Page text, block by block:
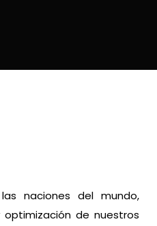
naciones del mundo,
de nuestros